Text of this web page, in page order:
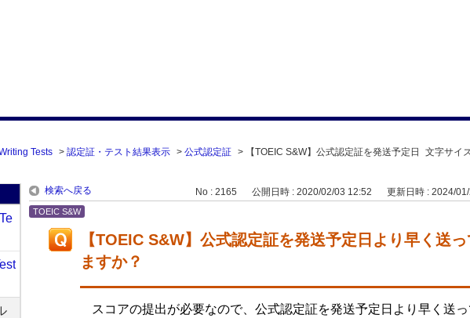
文字サイ
Tests > 認定証・テスト結果表示 > 公式認定証 >
【TOEIC S&W】公式認定証を発送予定日
検索へ戻る No : 2165 公開日時 : 2020/02/03 12:52 更新日時 : 2024/
TOEIC S&W
【TOEIC S&W】公式認定証を発送予定日より早く送っ
ますか？
スコアの提出が必要なので、公式認定証を発送予定日より早く送っ